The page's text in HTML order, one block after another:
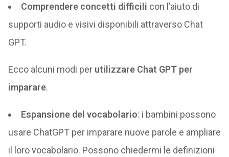
Comprendere concetti difficili con l’aiuto di
supporti audio e visivi disponibili attraverso Chat
GPT.
Ecco alcuni modi perutilizzare Chat GPT per
imparare.
Espansione del vocabolario: i bambini possono
usare ChatGPT per imparare nuove parole e ampliare
il loro vocabolario. Possono chiedermi le definizioni